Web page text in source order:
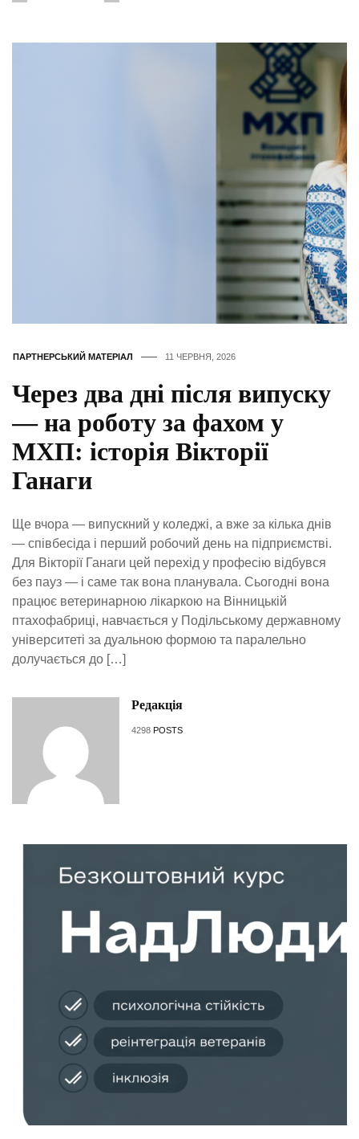
ПАРТНЕРСЬКИЙ МАТЕРІАЛ 11 ЧЕРВНЯ, 2026
Через два дні після випуску
— на роботу за фахом у
МХП: історія Вікторії
Ганаги
Ще вчора — випускний у коледжі, а вже за кілька днів
— співбесіда і перший робочий день на підприємстві.
Для Вікторії Ганаги цей перехід у професію відбувся
без пауз — і саме так вона планувала. Сьогодні вона
працює ветеринарною лікаркою на Вінницькій
птахофабриці, навчається у Подільському державному
університеті за дуальною формою та паралельно
долучається до […]
Редакція
4298 POSTS